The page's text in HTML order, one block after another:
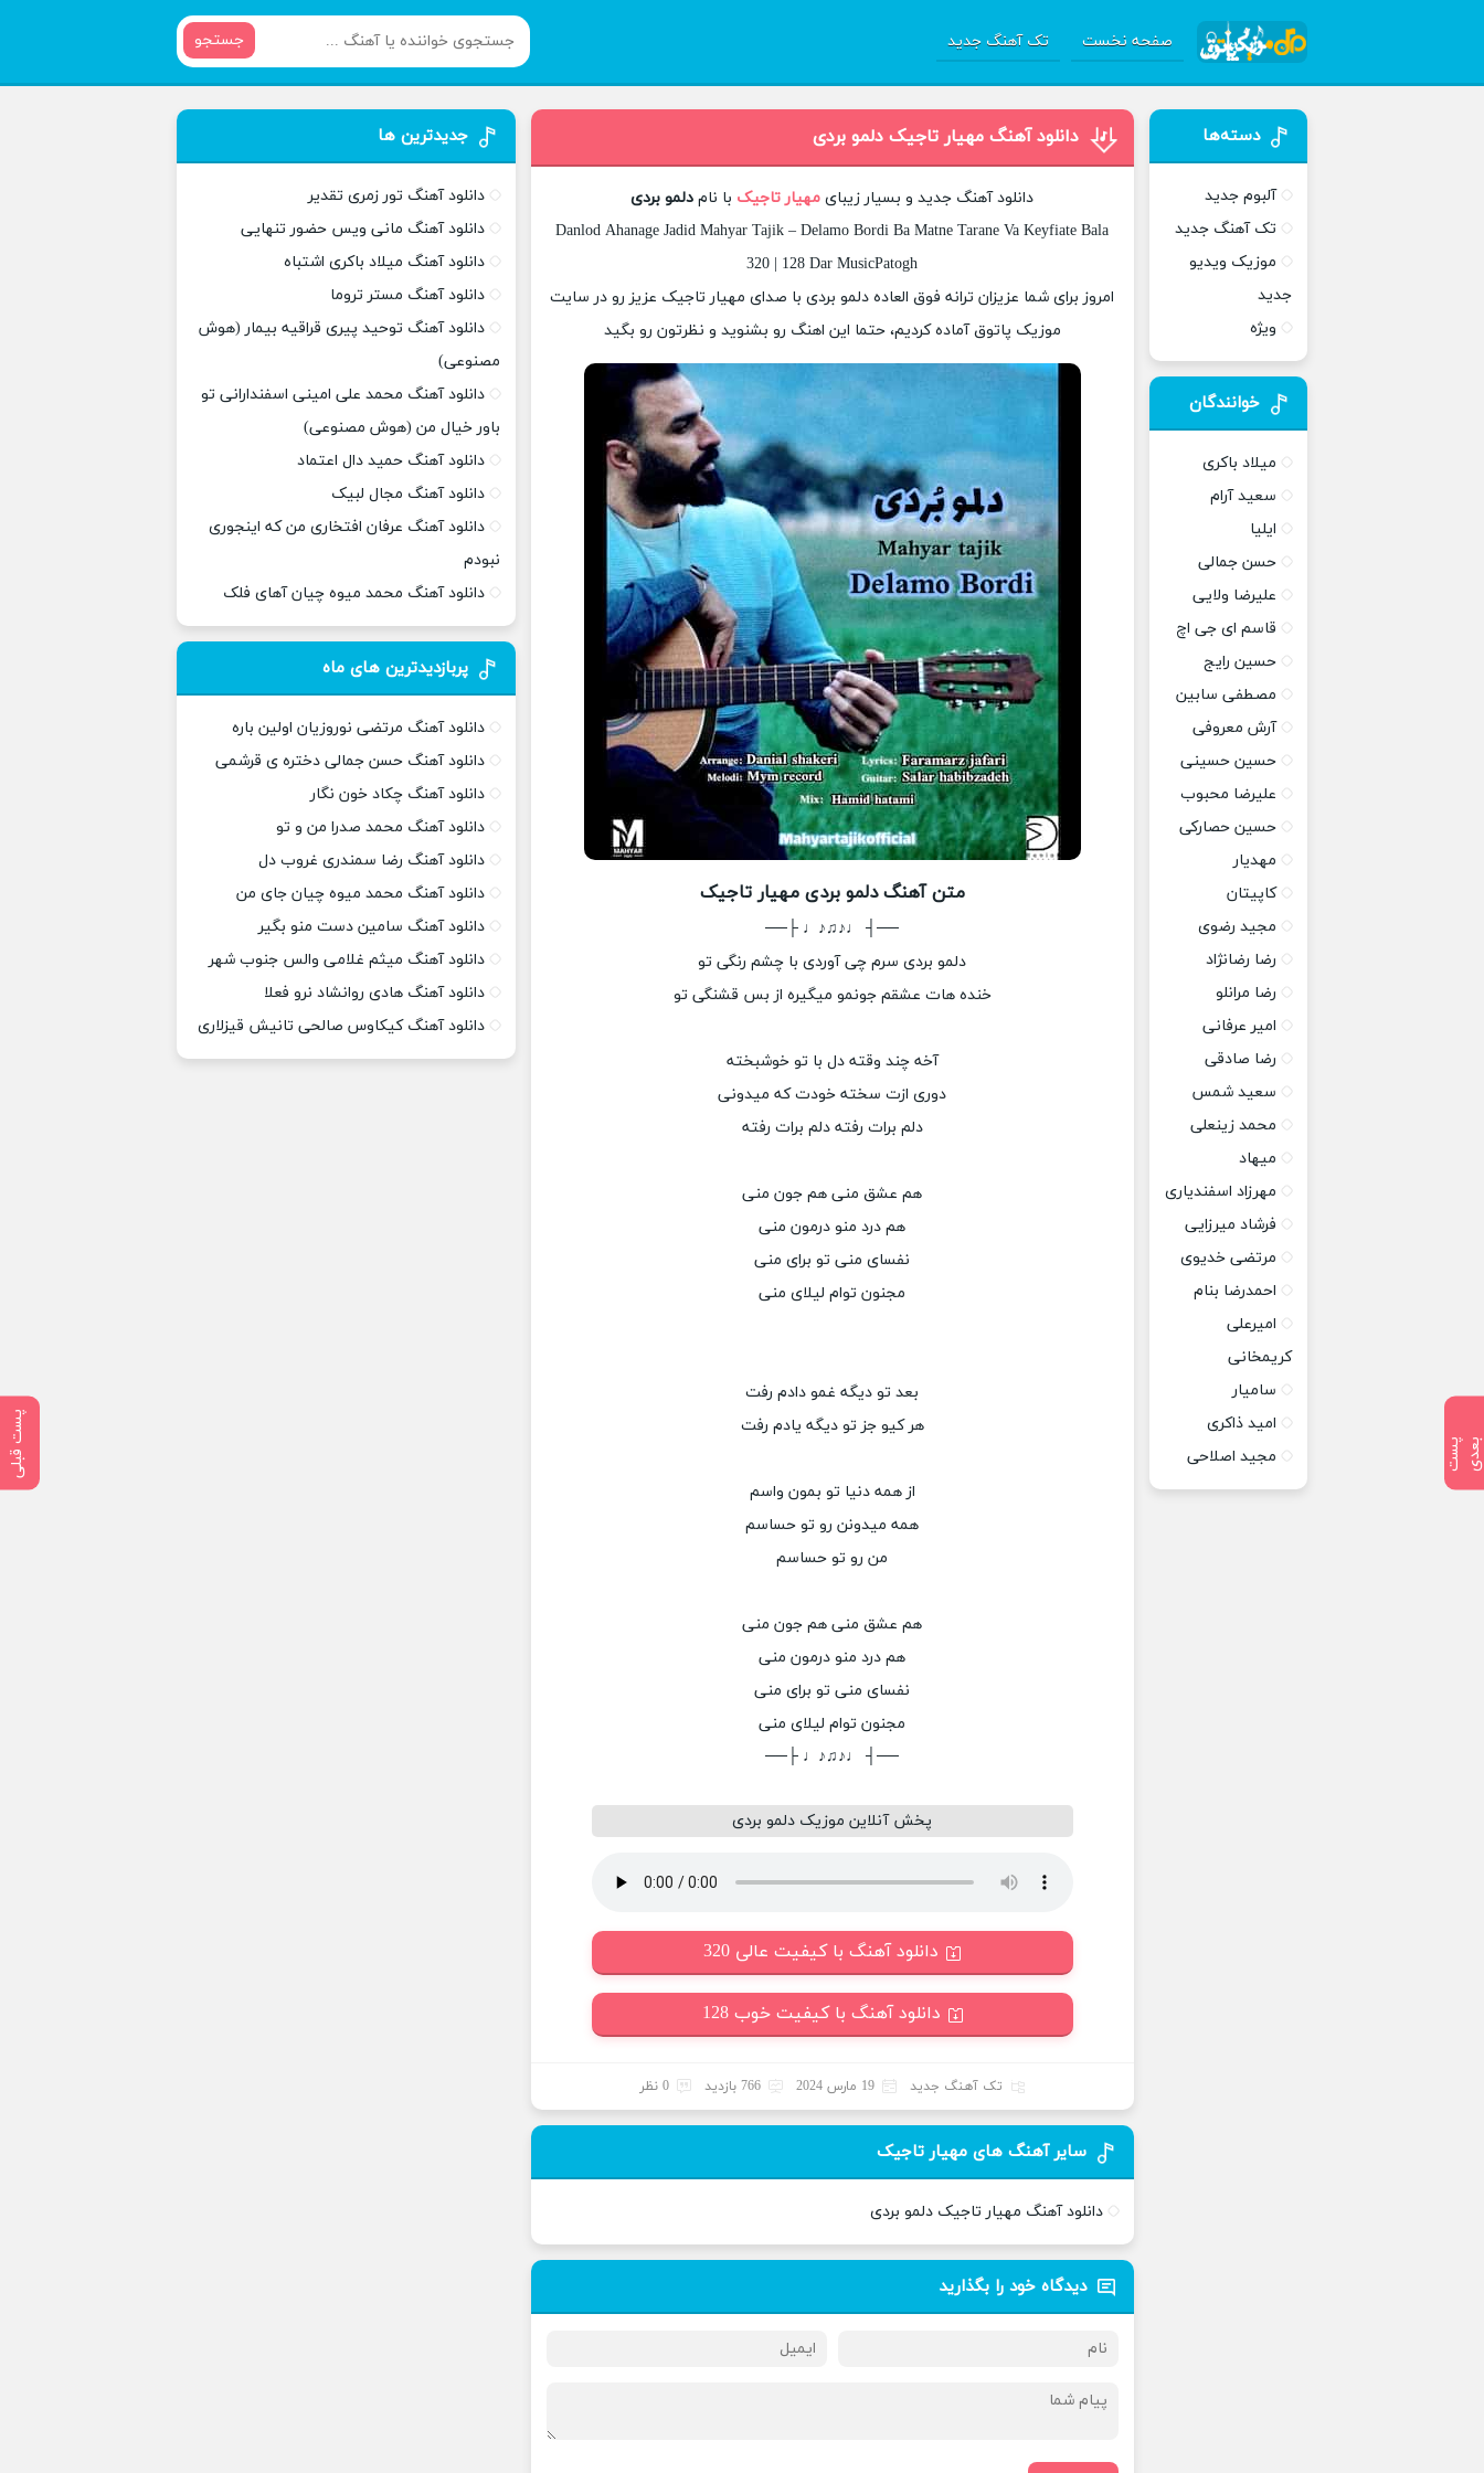
صفحه نخست تک آهنگ جدید جستجو
پ
س
ت
ب
ع
د ی پست قبلی
دانلود آهنگ مهیار تاجیک دلمو بردی
دانلود آهنگ جدید و بسیار زیبای مهیار تاجیک با نام دلمو بردی
Danlod Ahanage Jadid Mahyar Tajik – Delamo Bordi Ba Matne Tarane Va Keyfiate Bala
320 | 128 Dar MusicPatogh
امروز برای شما عزیزان ترانه فوق العاده دلمو بردی با صدای مهیار تاجیک عزیز رو در سایت
موزیک پاتوق آماده کردیم، حتما این اهنگ رو بشنوید و نظرتون رو بگید
متن آهنگ دلمو بردی مهیار تاجیک
──┤ ♩♪♫♪♩ ├──
دلمو بردی سرم چی آوردی با چشم رنگی تو
خنده هات عشقم جونمو میگیره از بس قشنگی تو
آخه چند وقته دل با تو خوشبخته
دوری ازت سخته خودت که میدونی
دلم برات رفته دلم برات رفته
هم عشق منی هم جون منی
هم درد منو درمون منی
نفسای منی تو برای منی
مجنون توام لیلای منی
بعد تو دیگه غمو دادم رفت
هر کیو جز تو دیگه یادم رفت
از همه دنیا تو بمون واسم
همه میدونن رو تو حساسم
من رو تو حساسم
هم عشق منی هم جون منی
هم درد منو درمون منی
نفسای منی تو برای منی
مجنون توام لیلای منی
──┤ ♩♪♫♪♩ ├──
پخش آنلاین موزیک دلمو بردی
دانلود آهنگ با کیفیت عالی 320
دانلود آهنگ با کیفیت خوب 128
تک آهنگ جدید 19 مارس 2024 766 بازدید 0 نظر
سایر آهنگ های مهیار تاجیک
دانلود آهنگ مهیار تاجیک دلمو بردی
دیدگاه خود را بگذارید
دسته‌ها
آلبوم جدید
تک آهنگ جدید
موزیک ویدیو
جدید
ویژه
خوانندگان
میلاد باکری
سعید آرام
ایلیا
حسن جمالی
علیرضا ولایی
قاسم ای جی اچ
حسین رایج
مصطفی سابین
آرش معروفی
حسین حسینی
علیرضا محبوب
حسین حصارکی
مهدیار
کاپیتان
مجید رضوی
رضا رضانژاد
رضا مرانلو
امیر عرفانی
رضا صادقی
سعید شمس
محمد زینعلی
میهاد
مهرزاد اسفندیاری
فرشاد میرزایی
مرتضی خدیوی
احمدرضا بنام
امیرعلی
کریمخانی
سامیار
امید ذاکری
مجید اصلاحی
جدیدترین ها
دانلود آهنگ تور زمری تقدیر
دانلود آهنگ مانی ویس حضور تنهایی
دانلود آهنگ میلاد باکری اشتباه
دانلود آهنگ مستر تروما
دانلود آهنگ توحید پیری قراقیه بیمار (هوش
مصنوعی)
دانلود آهنگ محمد علی امینی اسفندارانی تو
باور خیال من (هوش مصنوعی)
دانلود آهنگ حمید دال اعتماد
دانلود آهنگ مجال لبیک
دانلود آهنگ عرفان افتخاری من که اینجوری
نبودم
دانلود آهنگ محمد میوه چیان آهای فلک
پربازدیدترین های ماه
دانلود آهنگ مرتضی نوروزیان اولین باره
دانلود آهنگ حسن جمالی دختره ی قرشمی
دانلود آهنگ چکاد خون نگار
دانلود آهنگ محمد صدرا من و تو
دانلود آهنگ رضا سمندری غروب دل
دانلود آهنگ محمد میوه چیان جای من
دانلود آهنگ سامین دست منو بگیر
دانلود آهنگ میثم غلامی والس جنوب شهر
دانلود آهنگ هادی روانشاد نرو فعلا
دانلود آهنگ کیکاوس صالحی تانیش قیزلاری